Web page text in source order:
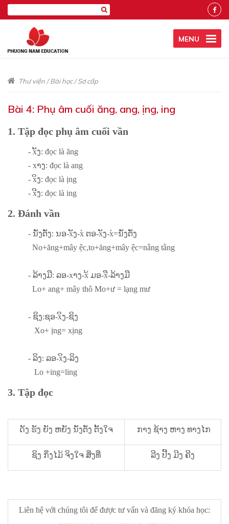
MENU
Thư viện/Bài học/Sơ cấp
Bài 4: Phụ âm cuối ăng, ang, ịng, ing
1. Tập đọc phụ âm cuối vần
- xັງ: đọc là ăng
- xາງ: đọc là ang
- xິງ: đọc là ịng
- xີງ: đọc là ing
2. Đánh vần
- ນັ່ງຕັ່ງ: ນອ-xັງ-x່ ຕອ-xັງ-x່=ນັ່ງຕັ່ງ
No+ăng+mây ệc,to+ăng+mây ệc=nằng tằng
- ລ້າງມື: ລອ-xາງ-x້ ມອ-xື-ລ້າງມື
Lo+ ang+ mây thô Mo+ư = lạng mư
- ຊິງ:ຊອ-xິງ-ຊິງ
Xo+ ịng= xịng
- ລິງ: ລອ-xິງ-ລິງ
Lo +ing=ling
3. Tập đọc
ດັງ ຮັງ ຍັງ ຫຍັງ ນັ່ງຕັ່ງ ຕັ້ງໃຈ ກາງ ຊ້າງ ຫາງ ທາງໄກ
ຊິງ ກິ່ງໄມ້ ຈິງໃຈ ສິ່ງທີ່ ລີງ ປີ້ງ ມີງ ຄີງ
Liên hệ với chúng tôi để được tư vấn và đăng ký khóa học: